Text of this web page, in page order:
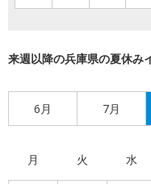
来週以降の兵庫県の夏休み
6月 7月
月 火 水